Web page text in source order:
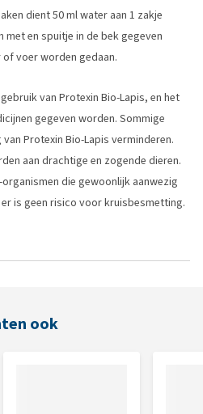
dient 50 ml water aan 1 zakje
en spuitje in de bek gegeven
voer worden gedaan.
van Protexin Bio-Lapis, en het
gegeven worden. Sommige
Protexin Bio-Lapis verminderen.
aan drachtige en zogende dieren.
die gewoonlijk aanwezig
is geen risico voor kruisbesmetting.
ook